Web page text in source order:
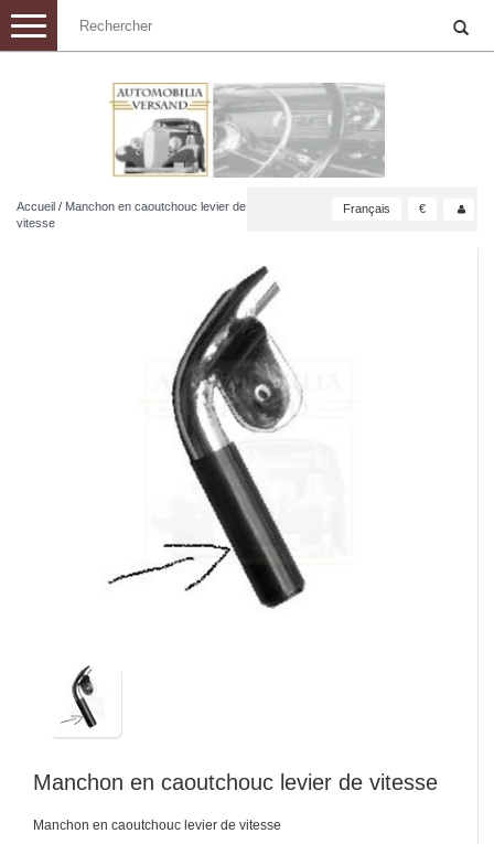
Toggle
navigation
Accueil / Manchon en caoutchouc levier de
vitesse
Français €
Manchon en caoutchouc levier de vitesse
Manchon en caoutchouc levier de vitesse